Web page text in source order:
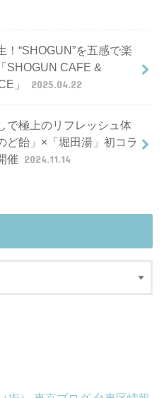
！“SHOGUN”を五感で楽
SHOGUN CAFE &
」
2025.04.22
で極上のリフレッシュ体
ど飴」×「堀田湯」初コラ
催 2024.11.14